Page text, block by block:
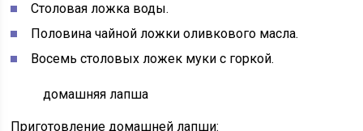
Столовая ложка воды.
Половина чайной ложки оливкового масла.
Восемь столовых ложек муки с горкой.
домашняя лапша
Приготовление домашней лапши: